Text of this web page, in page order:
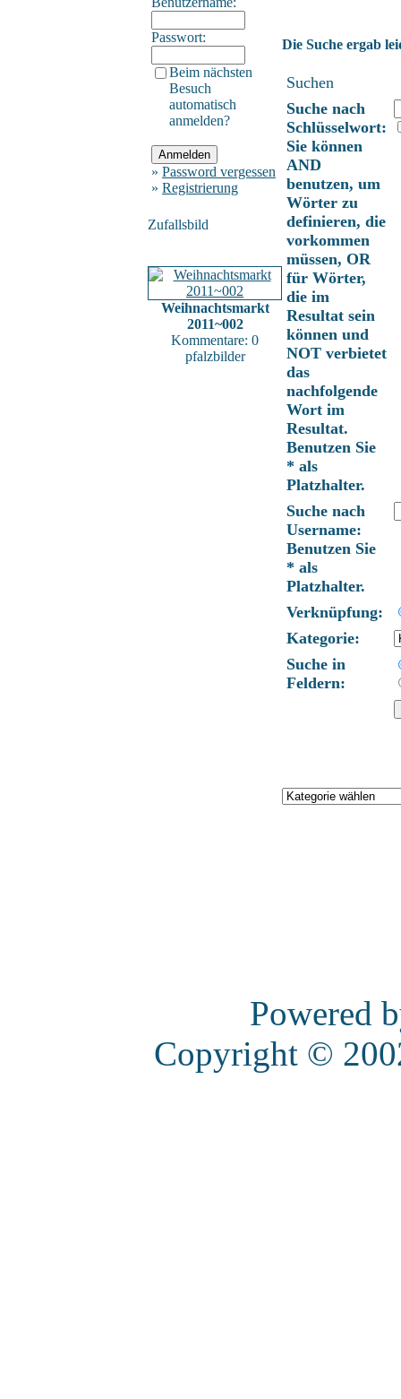
Passwort:
Beim nächsten
Besuch
automatisch
anmelden?
» Password vergessen
» Registrierung
Zufallsbild
Weihnachtsmarkt
2011~002
Kommentare: 0
pfalzbilder
Die Suche ergab
Suchen
Suche nach
Schlüsselwort:
Sie können
AND
benutzen, um
Wörter zu
definieren, die
vorkommen
müssen, OR
für Wörter,
die im
Resultat sein
können und
NOT verbietet
das
nachfolgende
Wort im
Resultat.
Benutzen Sie
* als
Platzhalter.
Suche nach
Username:
Benutzen Sie
* als
Platzhalter.
Verknüpfung:
Kategorie:
Suche in
Feldern:
Powered
Copyright ©